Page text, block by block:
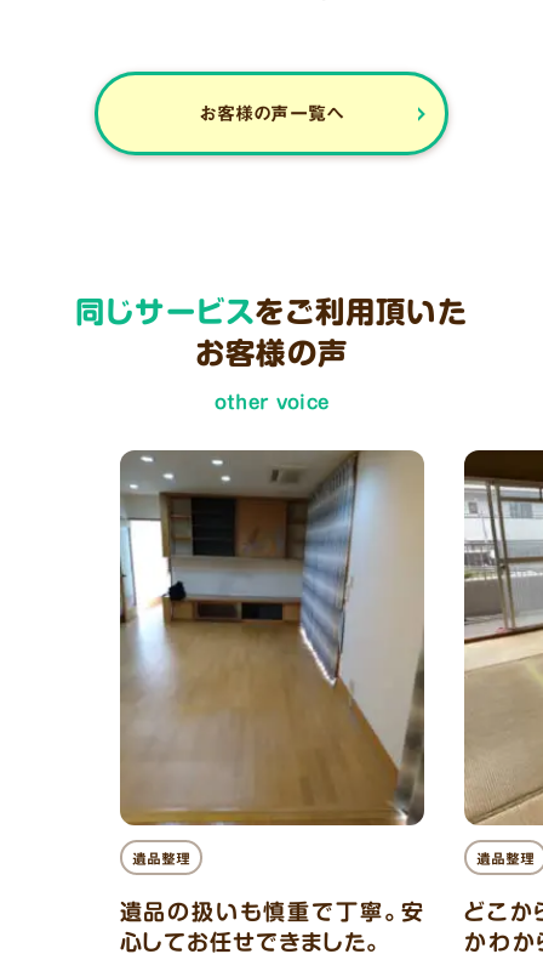
お客様の声一覧へ
同じサービスをご利用頂いた
お客様の声
other voice
遺品整理
遺品の扱いも慎重で丁寧。安
心してお任せできました。
遺品整理
どこか
かわか